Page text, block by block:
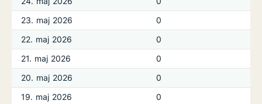
23. maj 2026
0
22. maj 2026
0
21. maj 2026
0
20. maj 2026
0
19. maj 2026
0